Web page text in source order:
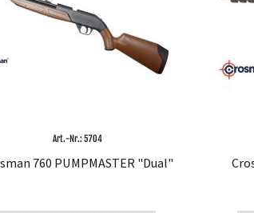
Art.-Nr.: 5704
760 PUMPMASTER "Dual"